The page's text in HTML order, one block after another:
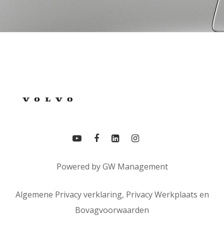
Powered byGW Management
Algemene Privacy verklaring, Privacy Werkplaats en
Bovagvoorwaarden